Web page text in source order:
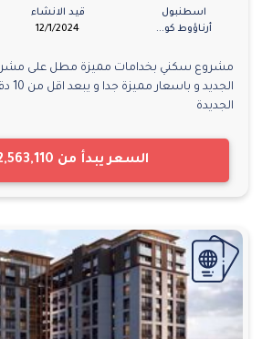
اسطنبول
أرناؤوط كو...
قيد الانشاء
12/1/2024
الجديدة
السعر يبدأ من